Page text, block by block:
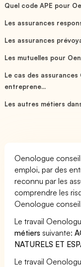
Quel code APE pour
Les assurances
Les assurances
Les mutuelles pour
Le cas des
entreprene...
Les autres métiers
Oenologue
emploi, par des
reconnu par les
comprendre les
Oenologue
Le travail
métiers suivante:
NATURELS ET
Le travail